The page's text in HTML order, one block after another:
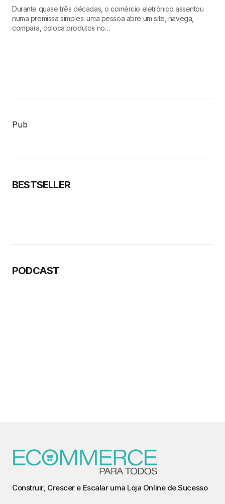
Durante quase três décadas, o comércio eletrónico assentou
numa premissa simples: uma pessoa abre um site, navega,
compara, coloca produtos no…
Pub
BESTSELLER
PODCAST
Construir, Crescer e Escalar uma Loja Online de Sucesso